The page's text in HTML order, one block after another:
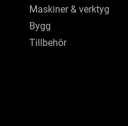
Maskiner & verktyg
Bygg
Tillbehör